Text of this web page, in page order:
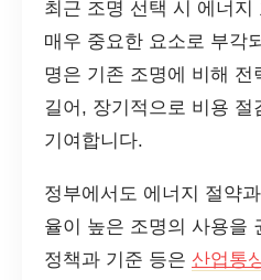
최근 조명 선택 시 에너지
매우 중요한 요소로 부각
명은 기존 조명에 비해 전
길어, 장기적으로 비용 절
기여합니다.
정부에서도 에너지 절약
율이 높은 조명의 사용을
정책과 기준 등은 산업통